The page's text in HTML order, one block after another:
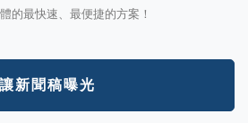
的最快速、最便捷的方案！
讓新聞稿曝光